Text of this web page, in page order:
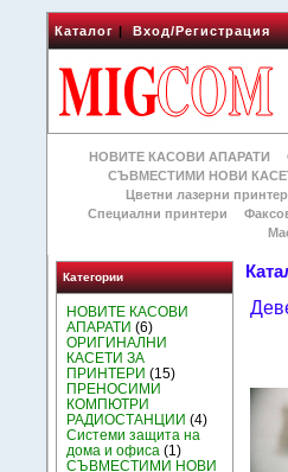
Каталог|Вход/Регистрация
НОВИТЕ КАСОВИ АПАРАТИ
СЪВМЕСТИМИ НОВИ
Цветни лазерни
Специални принтери
Категории
НОВИТЕ КАСОВИ
АПАРАТИ (6)
ОРИГИНАЛНИ
КАСЕТИ ЗА
ПРИНТЕРИ (15)
ПРЕНОСИМИ
КОМПЮТРИ
РАДИОСТАНЦИИ (4)
Системи защита на
дома и офиса (1)
СЪВМЕСТИМИ НОВИ